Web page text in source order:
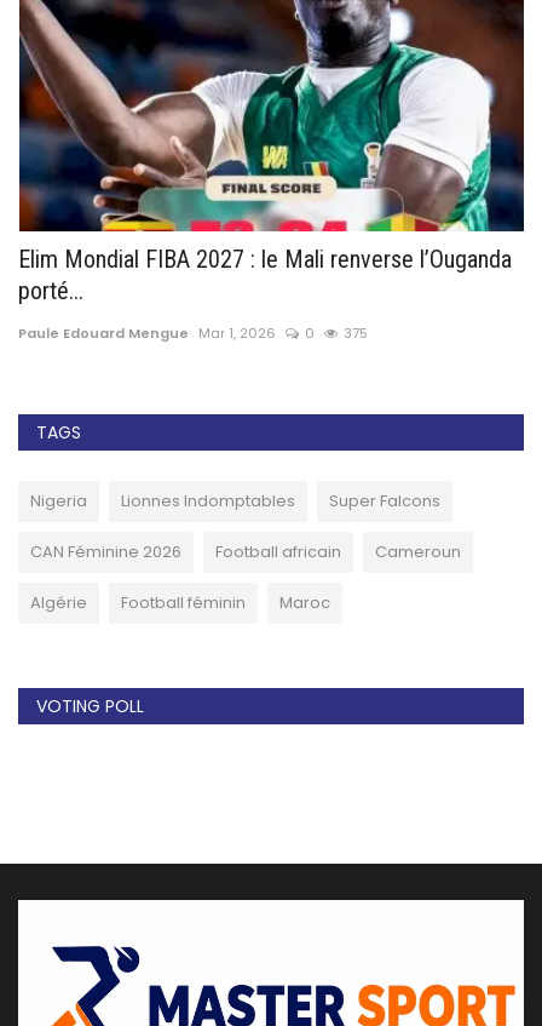
Elim Mondial FIBA 2027 : le Mali renverse l’Ouganda
porté...
Paule Edouard Mengue Mar 1, 2026 0 375
TAGS
Nigeria Lionnes Indomptables Super Falcons
CAN Féminine 2026 Football africain Cameroun
Algérie Football féminin Maroc
VOTING POLL